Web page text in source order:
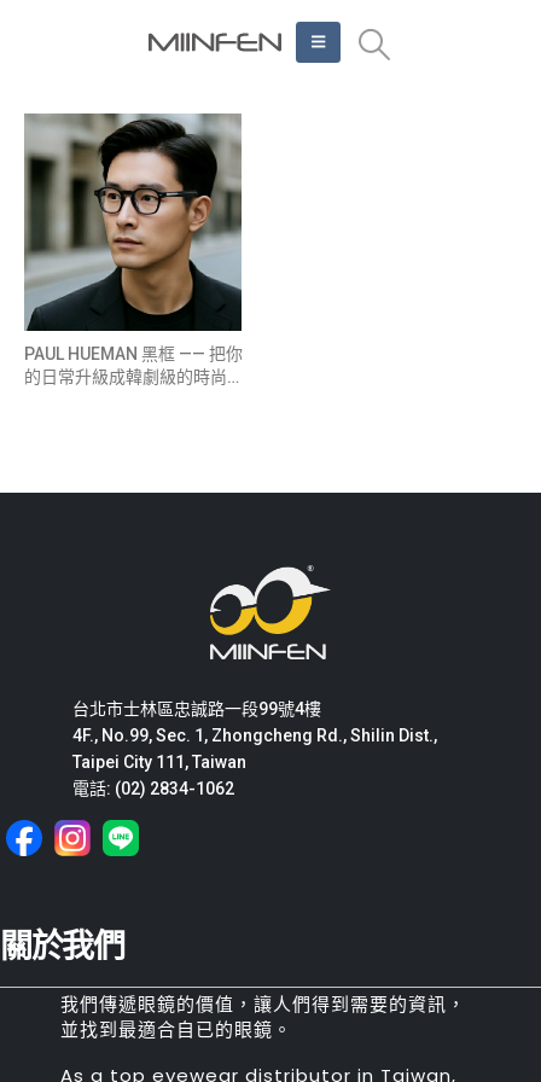
PAUL HUEMAN 黑框 —— 把你
的日常升級成韓劇級的時尚鏡
台北市士林區忠誠路一段99號4樓
4F., No.99, Sec. 1, Zhongcheng Rd., Shilin Dist.,
Taipei City 111, Taiwan
電話: (02) 2834-1062
關於我們
我們傳遞眼鏡的價值，讓人們得到需要的資訊，
並找到最適合自已的眼鏡。
As a top eyewear distributor in Taiwan,